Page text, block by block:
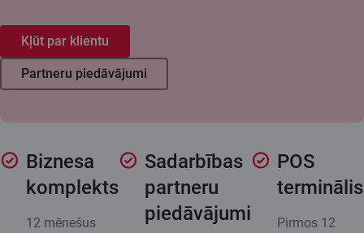
Kļūt par klientu
Partneru piedāvājumi
Biznesa
komplekts
12 mēnešus
Sadarbības
partneru
piedāvājumi
POS
terminālis
Pirmos 12